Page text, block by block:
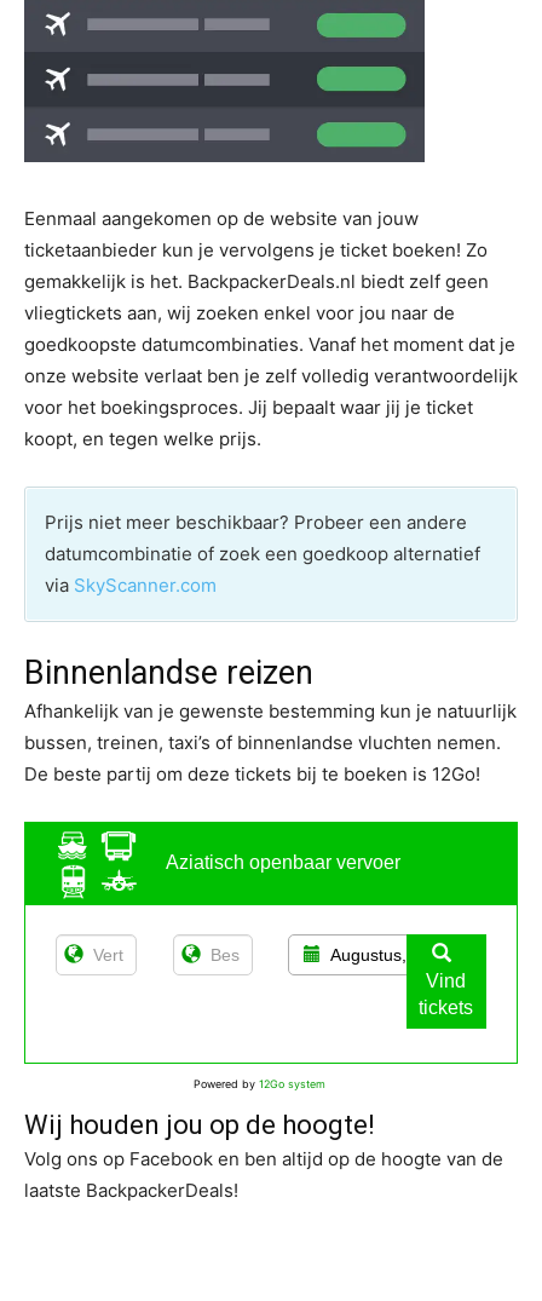
Eenmaal aangekomen op de website van jouw
ticketaanbieder kun je vervolgens je ticket boeken! Zo
gemakkelijk is het. BackpackerDeals.nl biedt zelf geen
vliegtickets aan, wij zoeken enkel voor jou naar de
goedkoopste datumcombinaties. Vanaf het moment dat je
onze website verlaat ben je zelf volledig verantwoordelijk
voor het boekingsproces. Jij bepaalt waar jij je ticket
koopt, en tegen welke prijs.
Prijs niet meer beschikbaar? Probeer een andere
datumcombinatie of zoek een goedkoop alternatief
via SkyScanner.com
Binnenlandse reizen
Afhankelijk van je gewenste bestemming kun je natuurlijk
bussen, treinen, taxi’s of binnenlandse vluchten nemen.
De beste partij om deze tickets bij te boeken is 12Go!
Aziatisch openbaar vervoer
Augustus, 12
Vind
tickets
Powered by 12Go system
Wij houden jou op de hoogte!
Volg ons op Facebook en ben altijd op de hoogte van de
laatste BackpackerDeals!